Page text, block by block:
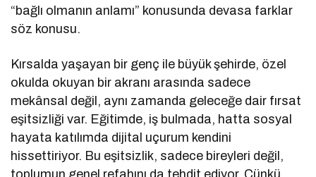
“bağlı olmanın anlamı” konusunda devasa farklar
söz konusu.
Kırsalda yaşayan bir genç ile büyük şehirde, özel
okulda okuyan bir akranı arasında sadece
mekânsal değil, aynı zamanda geleceğe dair fırsat
eşitsizliği var. Eğitimde, iş bulmada, hatta sosyal
hayata katılımda dijital uçurum kendini
hissettiriyor. Bu eşitsizlik, sadece bireyleri değil,
toplumun genel refahını da tehdit ediyor. Çünkü